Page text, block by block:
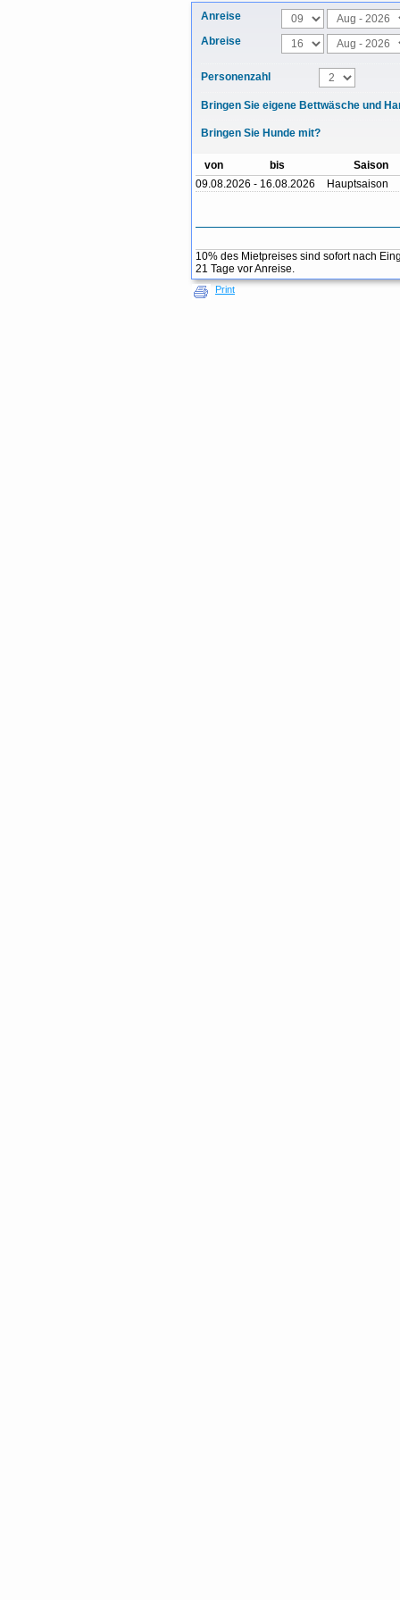
Anreise
Abreise
Personenzahl
Bringen Sie eigene Bettwäsche und
Bringen Sie Hunde mit?
von bis
Saison
09.08.2026 - 16.08.2026
Hauptsaison
10% des Mietpreises sind sofort nach
21 Tage vor Anreise.
Print